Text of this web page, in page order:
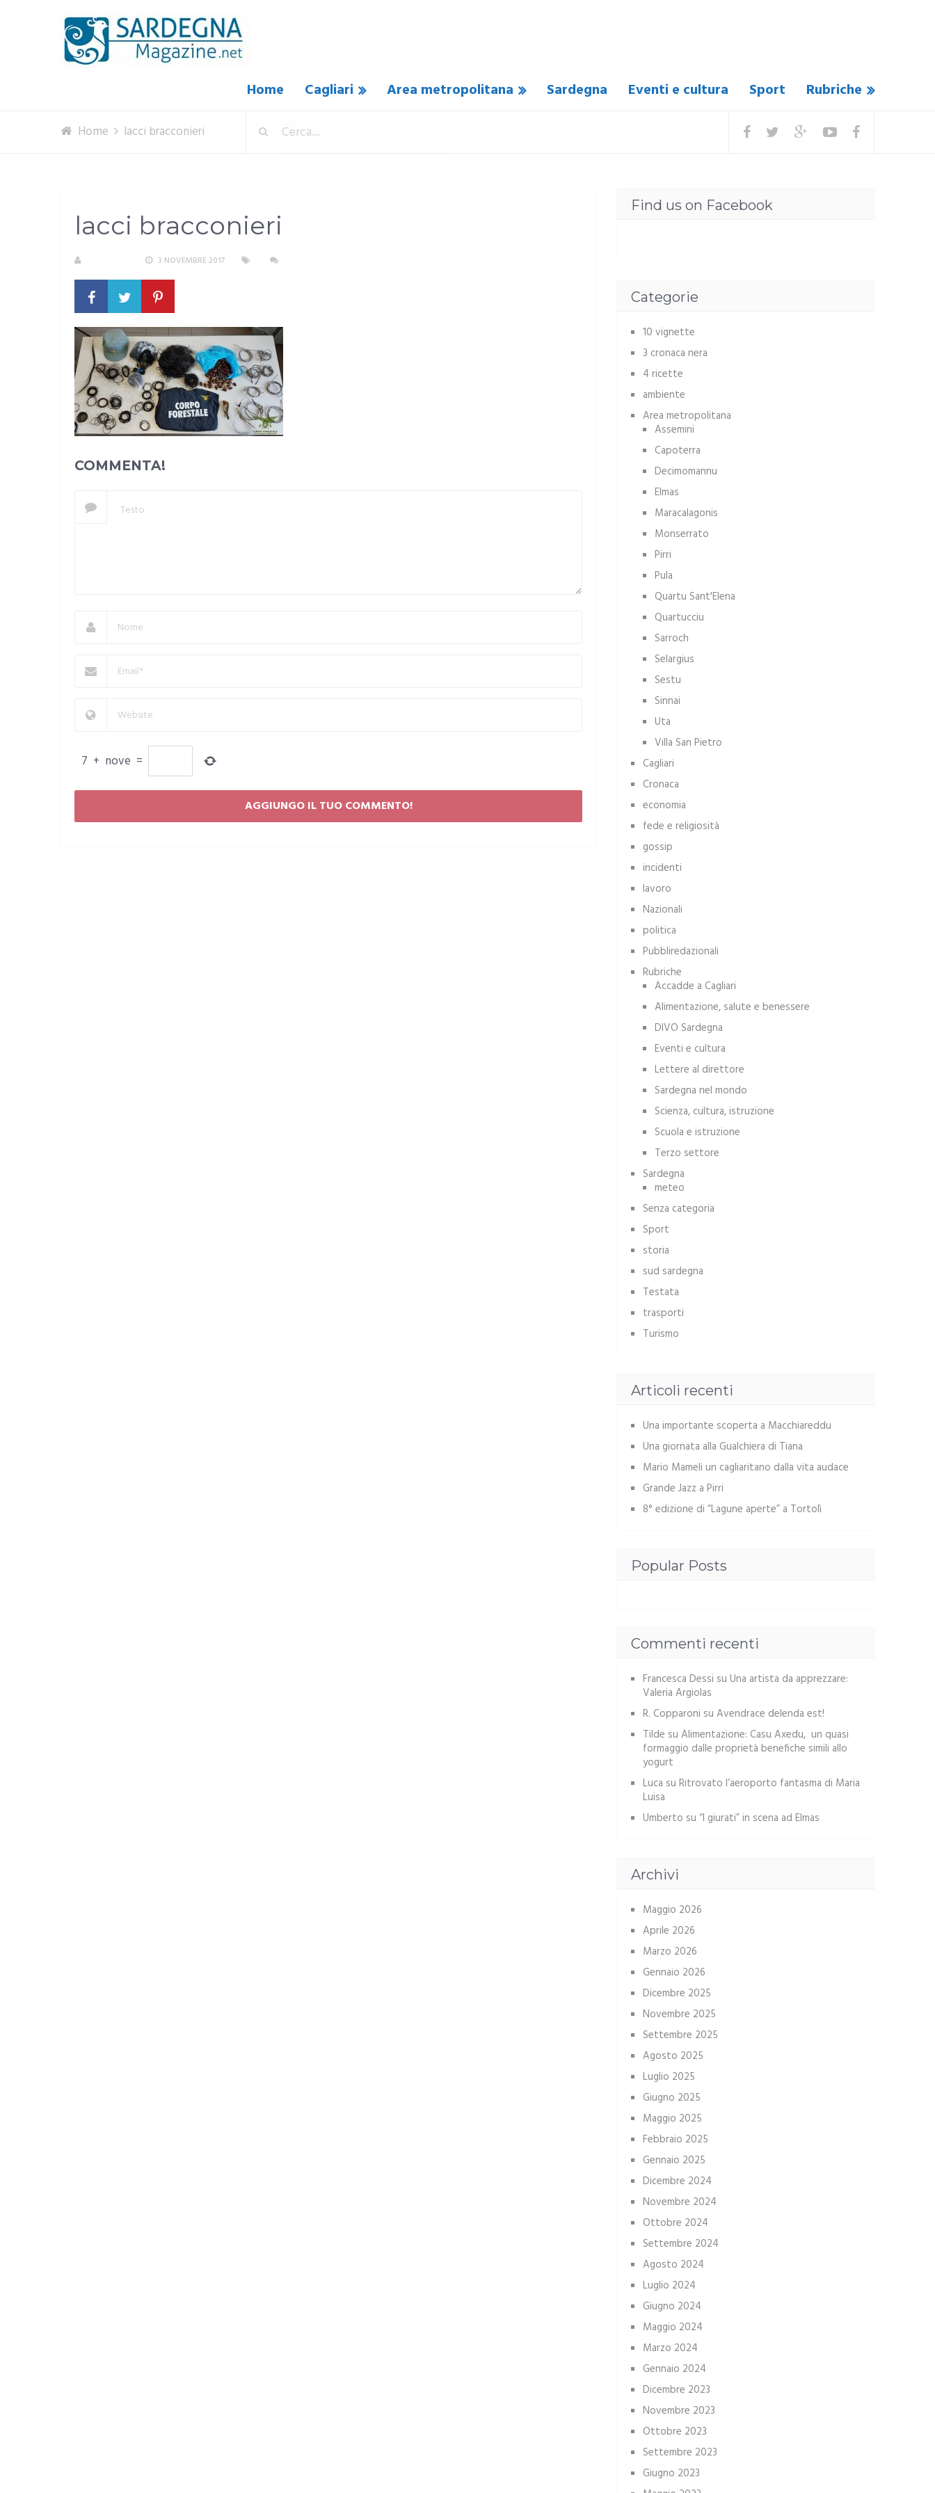
Home Cagliari Area metropolitana Sardegna Eventi e cultura Sport Rubriche
Home lacci bracconieri
lacci bracconieri
3 NOVEMBRE 2017
COMMENTA!
7 + nove =
Find us on Facebook
Categorie
10 vignette
3 cronaca nera
4 ricette
ambiente
Area metropolitana
Assemini
Capoterra
Decimomannu
Elmas
Maracalagonis
Monserrato
Pirri
Pula
Quartu Sant'Elena
Quartucciu
Sarroch
Selargius
Sestu
Sinnai
Uta
Villa San Pietro
Cagliari
Cronaca
economia
fede e religiosità
gossip
incidenti
lavoro
Nazionali
politica
Pubbliredazionali
Rubriche
Accadde a Cagliari
Alimentazione, salute e benessere
DIVO Sardegna
Eventi e cultura
Lettere al direttore
Sardegna nel mondo
Scienza, cultura, istruzione
Scuola e istruzione
Terzo settore
Sardegna
meteo
Senza categoria
Sport
storia
sud sardegna
Testata
trasporti
Turismo
Articoli recenti
Una importante scoperta a Macchiareddu
Una giornata alla Gualchiera di Tiana
Mario Mameli un cagliaritano dalla vita audace
Grande Jazz a Pirri
8° edizione di “Lagune aperte” a Tortolì
Popular Posts
Commenti recenti
Francesca Dessi su Una artista da apprezzare:
Valeria Argiolas
R. Copparoni su Avendrace delenda est!
Tilde su Alimentazione: Casu Axedu, un quasi
formaggio dalle proprietà benefiche simili allo
yogurt
Luca su Ritrovato l’aeroporto fantasma di Maria
Luisa
Umberto su “I giurati” in scena ad Elmas
Archivi
Maggio 2026
Aprile 2026
Marzo 2026
Gennaio 2026
Dicembre 2025
Novembre 2025
Settembre 2025
Agosto 2025
Luglio 2025
Giugno 2025
Maggio 2025
Febbraio 2025
Gennaio 2025
Dicembre 2024
Novembre 2024
Ottobre 2024
Settembre 2024
Agosto 2024
Luglio 2024
Giugno 2024
Maggio 2024
Marzo 2024
Gennaio 2024
Dicembre 2023
Novembre 2023
Ottobre 2023
Settembre 2023
Giugno 2023